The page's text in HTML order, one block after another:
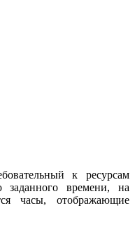
к ресурсам
заданного времени, на
часы, отображающие